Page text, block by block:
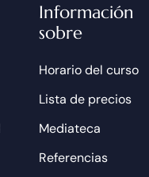
Información
sobre
Horario del curso
Lista de precios
Mediateca
Referencias